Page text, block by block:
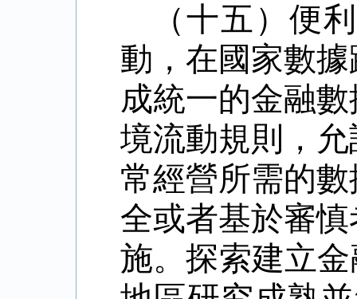
（十五）便
動，在國家數
成統一的金融
境流動規則，
常經營所需的
全或者基於審
施。探索建立